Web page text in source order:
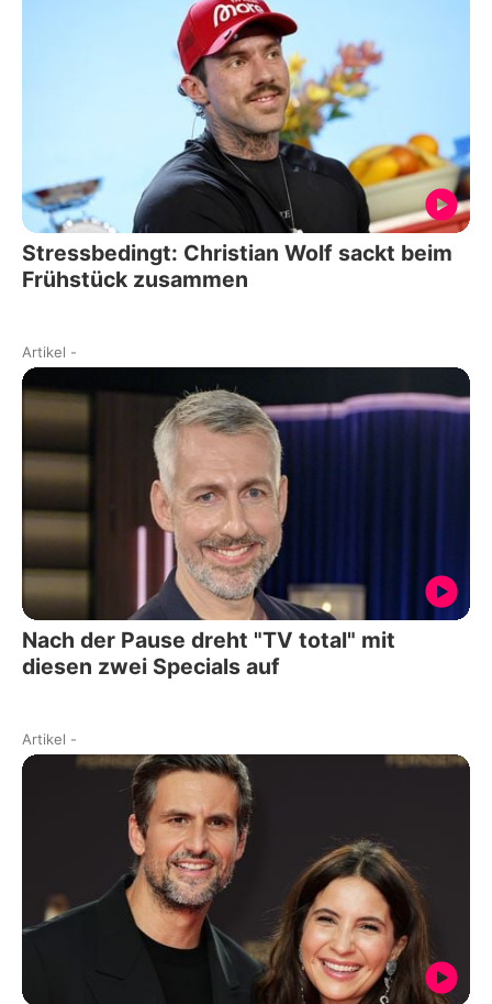
Stressbedingt: Christian Wolf sackt beim
Frühstück zusammen
Artikel -
Nach der Pause dreht "TV total" mit
diesen zwei Specials auf
Artikel -